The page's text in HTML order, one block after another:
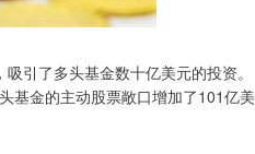
引了多头基金数十亿美元的投资。
基金的主动股票敞口增加了101亿美